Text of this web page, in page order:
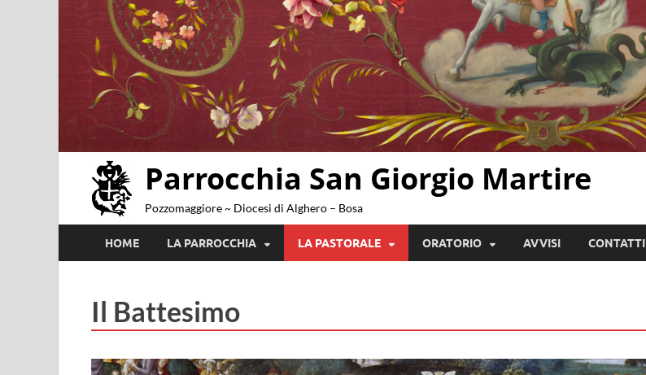
Parrocchia San Giorgio Martire
Pozzomaggiore ~ Diocesi di Alghero – Bosa
HOME LA PARROCCHIA LA PASTORALE ORATORIO AVVISI CONTATTI
Il Battesimo